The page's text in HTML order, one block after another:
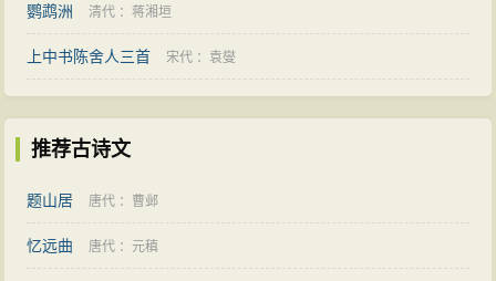
鹦鹉洲 清代 ：蒋湘垣
上中书陈舍人三首 宋代 ： 袁燮
推荐古诗文
题山居 唐代 ： 曹邺
忆远曲 唐代 ： 元稹